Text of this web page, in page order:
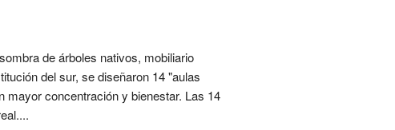
de árboles nativos, mobiliario
del sur, se diseñaron 14 "aulas
mayor concentración y bienestar. Las 14